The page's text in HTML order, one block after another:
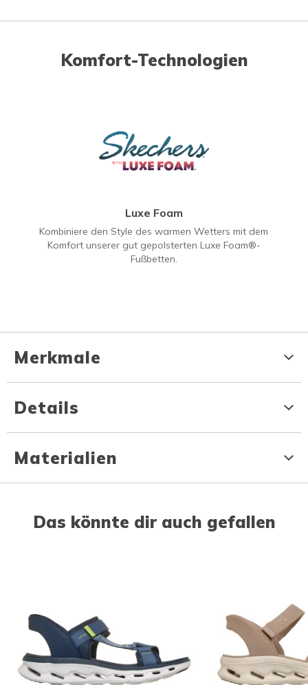
Komfort-Technologien
Luxe Foam
Kombiniere den Style des warmen Wetters mit dem
Komfort unserer gut gepolsterten Luxe Foam®-
Fußbetten.
Merkmale
Details
Materialien
Das könnte dir auch gefallen